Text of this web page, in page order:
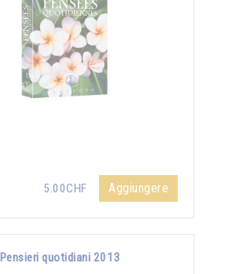
5.00CHF Aggiungere
Pensieri quotidiani 2013